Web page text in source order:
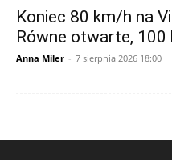
Koniec 80 km/h na
Równe otwarte, 100
Anna Miler - 7 sierpnia 2026 18:00